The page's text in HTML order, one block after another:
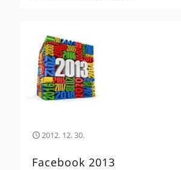
2012. 12. 30.
Facebook 2013